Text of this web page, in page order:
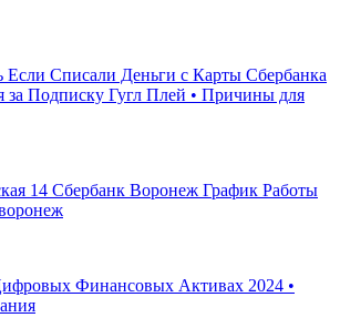
Если Списали Деньги с Карты Сбербанка
за Подписку Гугл Плей • Причины для
14 Сбербанк Воронеж График Работы
Финансовых Активах 2024 •